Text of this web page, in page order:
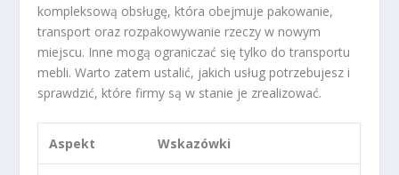
kompleksową obsługę, która obejmuje pakowanie,
transport oraz rozpakowywanie rzeczy w nowym
miejscu. Inne mogą ograniczać się tylko do transportu
mebli. Warto zatem ustalić, jakich usług potrzebujesz i
sprawdzić, które firmy są w stanie je zrealizować.
Aspekt Wskazówki